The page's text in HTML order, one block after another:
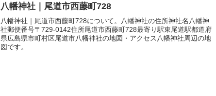
八幡神社｜尾道市西藤町728
八幡神社｜尾道市西藤町728について。八幡神社の住所神社名八幡神
社郵便番号〒729-0142住所尾道市西藤町728最寄り駅東尾道駅都道府
県広島県市町村区尾道市八幡神社の地図・アクセス八幡神社周辺の地
図です。